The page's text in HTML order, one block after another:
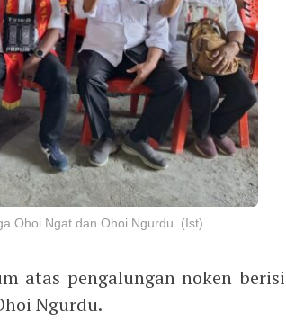
Ohoi Ngat dan Ohoi Ngurdu. (Ist)
atas pengalungan noken berisi
Ngurdu.